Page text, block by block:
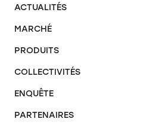
ACTUALITÉS
MARCHÉ
PRODUITS
COLLECTIVITÉS
ENQUÊTE
PARTENAIRES